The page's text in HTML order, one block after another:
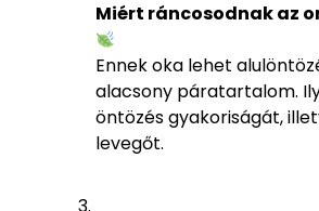
Miért ráncosodnak az
Ennek oka lehet
alacsony páratartalom.
öntözés gyakoriságát,
levegőt.